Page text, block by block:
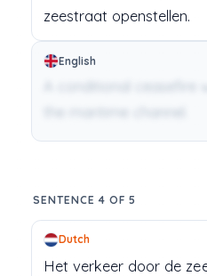
zeestraat openstellen.
English
SENTENCE 4 OF 5
Dutch
Het verkeer door de